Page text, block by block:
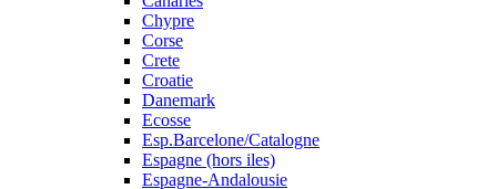
Chypre
Corse
Crete
Croatie
Danemark
Ecosse
Esp.Barcelone/Catalogne
Espagne (hors iles)
Espagne-Andalousie